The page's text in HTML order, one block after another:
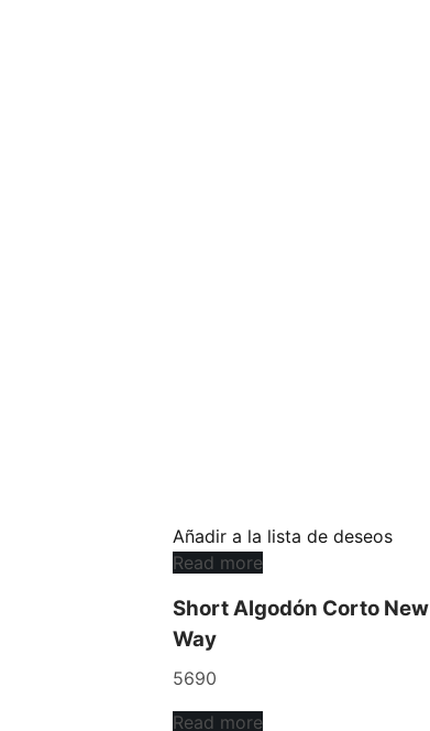
Añadir a la lista de deseos
Read more
Short Algodón Corto New
Way
5690
Read more